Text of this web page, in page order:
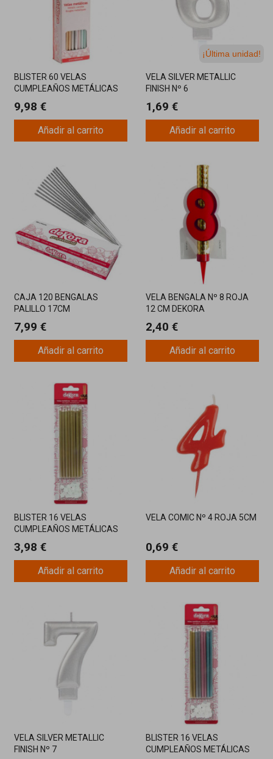
BLISTER 60 VELAS
CUMPLEAÑOS METÁLICAS
9,98 €
Añadir al carrito
¡Última unidad!
VELA SILVER METALLIC
FINISH Nº 6
1,69 €
Añadir al carrito
CAJA 120 BENGALAS
PALILLO 17CM
7,99 €
Añadir al carrito
VELA BENGALA Nº 8 ROJA
12 CM DEKORA
2,40 €
Añadir al carrito
BLISTER 16 VELAS
CUMPLEAÑOS METÁLICAS
3,98 €
Añadir al carrito
VELA COMIC Nº 4 ROJA 5CM
0,69 €
Añadir al carrito
VELA SILVER METALLIC
FINISH Nº 7
BLISTER 16 VELAS
CUMPLEAÑOS METÁLICAS